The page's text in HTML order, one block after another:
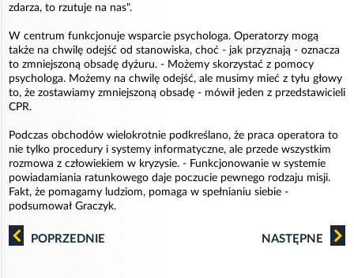
zdarza, to rzutuje na nas".
W centrum funkcjonuje wsparcie psychologa. Operatorzy mogą
także na chwilę odejść od stanowiska, choć - jak przyznają - oznacza
to zmniejszoną obsadę dyżuru. - Możemy skorzystać z pomocy
psychologa. Możemy na chwilę odejść, ale musimy mieć z tyłu głowy
to, że zostawiamy zmniejszoną obsadę - mówił jeden z przedstawicieli
CPR.
Podczas obchodów wielokrotnie podkreślano, że praca operatora to
nie tylko procedury i systemy informatyczne, ale przede wszystkim
rozmowa z człowiekiem w kryzysie. - Funkcjonowanie w systemie
powiadamiania ratunkowego daje poczucie pewnego rodzaju misji.
Fakt, że pomagamy ludziom, pomaga w spełnianiu siebie -
podsumował Graczyk.
POPRZEDNIE NASTĘPNE